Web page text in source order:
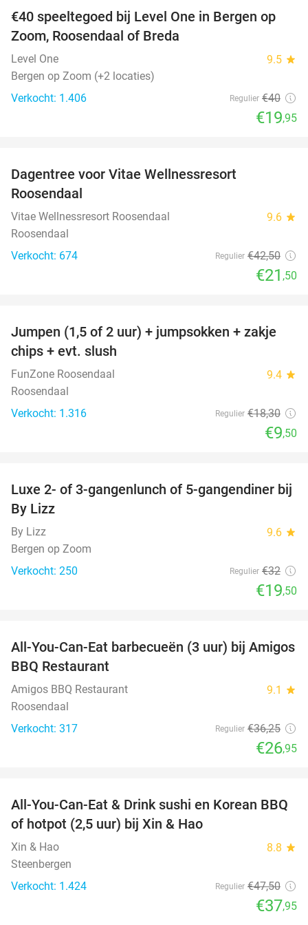
50%
€40 speeltegoed bij Level One in Bergen op
Zoom, Roosendaal of Breda
Level One 9.5 star
Bergen op Zoom (+2 locaties)
Verkocht: 1.406
Regulier €40
€19,95
Dagentree voor Vitae Wellnessresort
Roosendaal
Vitae Wellnessresort Roosendaal 9.6 star
Roosendaal
Verkocht: 674
Regulier €42,50
€21 ,50
48%
Jumpen (1,5 of 2 uur) + jumpsokken + zakje
chips + evt. slush
FunZone Roosendaal 9.4 star
Roosendaal
Verkocht: 1.316
Regulier €18,30
€9,50
39%
Luxe 2- of 3-gangenlunch of 5-gangendiner bij
By Lizz
By Lizz 9.6 star
Bergen op Zoom
Verkocht: 250
Regulier €32
€19,50
26%
All-You-Can-Eat barbecueën (3 uur) bij Amigos
BBQ Restaurant
Amigos BBQ Restaurant 9.1 star
Roosendaal
Verkocht: 317
Regulier €36,25
€26,95
20%
All-You-Can-Eat & Drink sushi en Korean BBQ
of hotpot (2,5 uur) bij Xin & Hao
Xin & Hao 8.8 star
Steenbergen
Verkocht: 1.424
Regulier €47,50
€37,95